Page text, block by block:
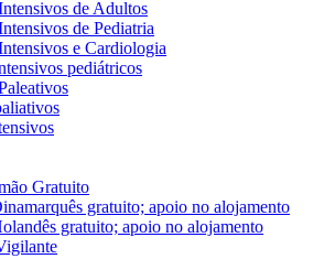
de Adultos
de Pediatria
e Cardiologia
pediátricos
Gratuito
gratuito; apoio no alojamento
gratuito; apoio no alojamento